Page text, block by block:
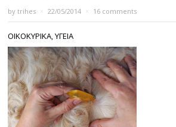
bytrihes 22/05/2014 16 comments
ΟΙΚΟΚΥΡΙΚΑ,ΥΓΕΙΑ